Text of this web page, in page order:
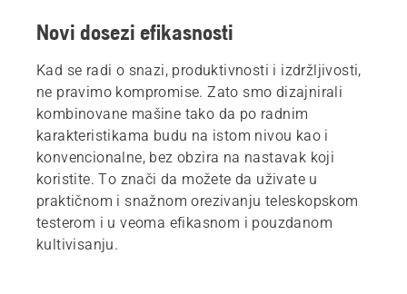
Novi dosezi efikasnosti
Kad se radi o snazi, produktivnosti i izdržljivosti,
ne pravimo kompromise. Zato smo dizajnirali
kombinovane mašine tako da po radnim
karakteristikama budu na istom nivou kao i
konvencionalne, bez obzira na nastavak koji
koristite. To znači da možete da uživate u
praktičnom i snažnom orezivanju teleskopskom
testerom i u veoma efikasnom i pouzdanom
kultivisanju.